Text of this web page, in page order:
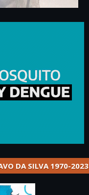
DA SILVA 1970-2023